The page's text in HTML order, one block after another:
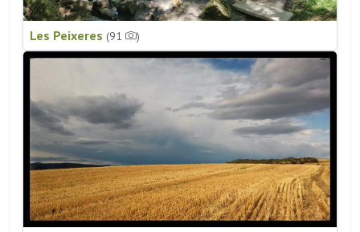
Les Peixeres (91 )